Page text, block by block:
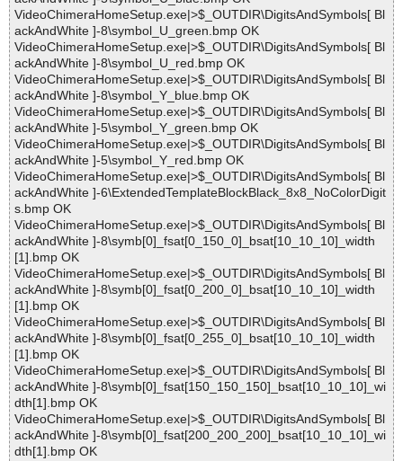
VideoChimeraHomeSetup.exe|>$_OUTDIR\DigitsAndSymbols[ Bl
ackAndWhite ]-8\symbol_U_green.bmp OK
VideoChimeraHomeSetup.exe|>$_OUTDIR\DigitsAndSymbols[ Bl
ackAndWhite ]-8\symbol_U_red.bmp OK
VideoChimeraHomeSetup.exe|>$_OUTDIR\DigitsAndSymbols[ Bl
ackAndWhite ]-8\symbol_Y_blue.bmp OK
VideoChimeraHomeSetup.exe|>$_OUTDIR\DigitsAndSymbols[ Bl
ackAndWhite ]-5\symbol_Y_green.bmp OK
VideoChimeraHomeSetup.exe|>$_OUTDIR\DigitsAndSymbols[ Bl
ackAndWhite ]-5\symbol_Y_red.bmp OK
VideoChimeraHomeSetup.exe|>$_OUTDIR\DigitsAndSymbols[ Bl
ackAndWhite ]-6\ExtendedTemplateBlockBlack_8x8_NoColorDigit
s.bmp OK
VideoChimeraHomeSetup.exe|>$_OUTDIR\DigitsAndSymbols[ Bl
ackAndWhite ]-8\symb[0]_fsat[0_150_0]_bsat[10_10_10]_width
[1].bmp OK
VideoChimeraHomeSetup.exe|>$_OUTDIR\DigitsAndSymbols[ Bl
ackAndWhite ]-8\symb[0]_fsat[0_200_0]_bsat[10_10_10]_width
[1].bmp OK
VideoChimeraHomeSetup.exe|>$_OUTDIR\DigitsAndSymbols[ Bl
ackAndWhite ]-8\symb[0]_fsat[0_255_0]_bsat[10_10_10]_width
[1].bmp OK
VideoChimeraHomeSetup.exe|>$_OUTDIR\DigitsAndSymbols[ Bl
ackAndWhite ]-8\symb[0]_fsat[150_150_150]_bsat[10_10_10]_wi
dth[1].bmp OK
VideoChimeraHomeSetup.exe|>$_OUTDIR\DigitsAndSymbols[ Bl
ackAndWhite ]-8\symb[0]_fsat[200_200_200]_bsat[10_10_10]_wi
dth[1].bmp OK